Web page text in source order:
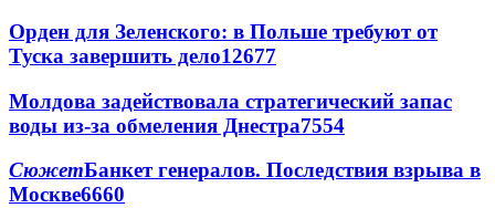
Орден для Зеленского: в Польше требуют от
Туска завершить дело12677
Молдова задействовала стратегический запас
воды из-за обмеления Днестра7554
СюжетБанкет генералов. Последствия взрыва в
Москве6660